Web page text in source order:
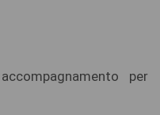
per